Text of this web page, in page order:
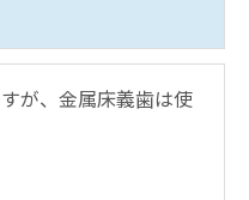
が、金属床義歯は使